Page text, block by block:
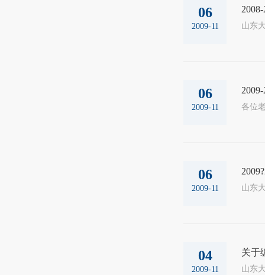
06
2009-11 山东
06
2009-11
06
2009-11 山东
04
2009-11
关于
山东